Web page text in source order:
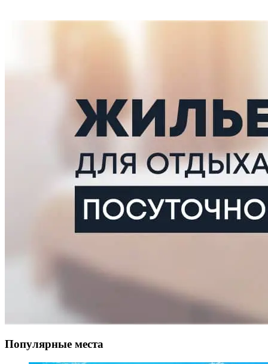
Популярные места